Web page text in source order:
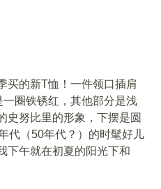
买的新T恤！一件领口插肩
圈铁锈红，其他部分是浅
史努比里的形象，下摆是圆
代（50年代？）的时髦好儿
下午就在初夏的阳光下和